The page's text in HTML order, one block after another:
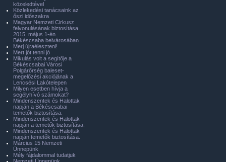
közeledtével
Közlekedési tanácsaink az
őszi időszakra
Magyar Nemzeti Cirkusz
felvonulásának biztosítása
2015. május 1-én
Békéscsaba belvárosában
Merj újraéleszteni!
Mert jót tenni jó
Mikulás volt a segítője a
Békéscsabai Városi
Polgárőrség baleset-
megelőzési akciójának a
Lencsési Lakótelepen
Milyen esetben hívja a
segélyhívó számokat?
Mindenszentek és Halottak
napján a Békéscsabai
temetők biztosítása.
Mindenszentek és Halottak
napján a temetők biztosítása.
Mindenszentek és Halottak
napján temetők biztosítása.
Március 15 Nemzeti
Ünnepünk
Mély fájdalommal tudatjuk